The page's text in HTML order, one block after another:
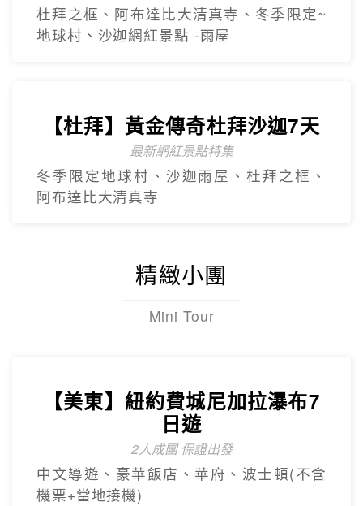
杜拜之框、阿布達比大清真寺、冬季限定~
地球村、沙迦網紅景點 -⾬屋
【杜拜】黃金傳奇杜拜沙迦7天
最新網紅景點特集
冬季限定地球村、沙迦⾬屋、杜拜之框、
阿布達比大清真寺
精緻小團
Mini Tour
【美東】紐約費城尼加拉瀑布7
日遊
2人成團 保證出發
中文導遊、豪華飯店、華府、波士頓(不含
機票+當地接機)